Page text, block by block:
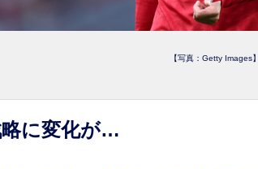
【写真：Getty Images】
略に変化が…